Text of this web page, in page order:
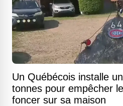
Un Québécois installe
tonnes pour empêcher
foncer sur sa maison